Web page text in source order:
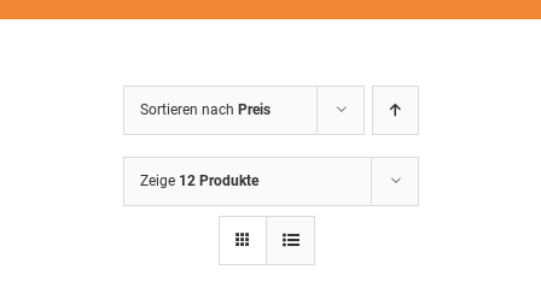
Sortieren nach Preis
Zeige 12 Produkte